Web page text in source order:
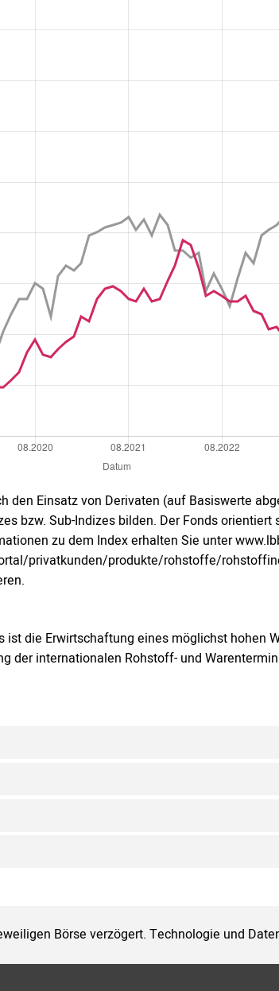
den Einsatz von Derivaten (auf Basiswerte
bzw. Sub-Indizes bilden. Der Fonds orientiert
zu dem Index erhalten Sie unter
privatkunden/produkte/rohstoffe/
ist die Erwirtschaftung eines möglichst hohen
der internationalen Rohstoff- und
Börse verzögert. Technologie und